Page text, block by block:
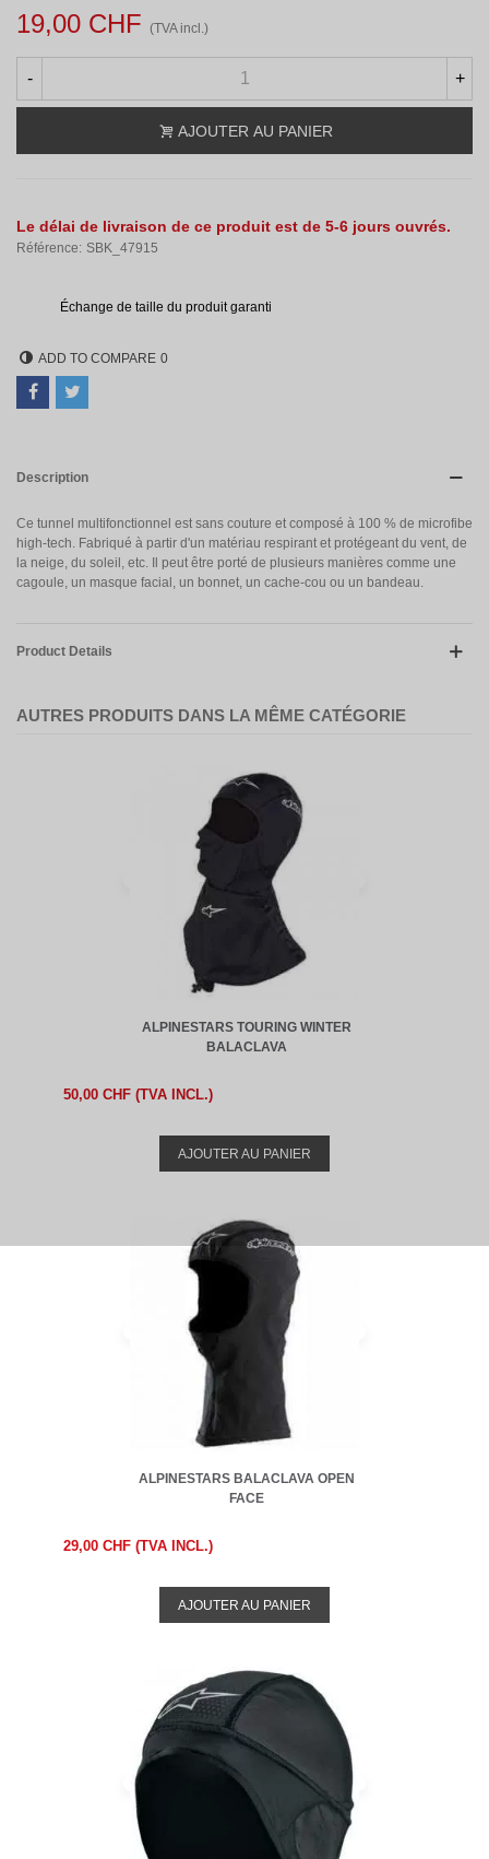
19,00 CHF (TVA incl.)
- +
AJOUTER AU PANIER
Le délai de livraison de ce produit est de 5-6 jours ouvrés.
Référence: SBK_47915
Échange de taille du produit garanti
ADD TO COMPARE 0
Description
Ce tunnel multifonctionnel est sans couture et composé à 100 % de microfibe
high-tech. Fabriqué à partir d'un matériau respirant et protégeant du vent, de
la neige, du soleil, etc. Il peut être porté de plusieurs manières comme une
cagoule, un masque facial, un bonnet, un cache-cou ou un bandeau.
Product Details
AUTRES PRODUITS DANS LA MÊME CATÉGORIE
ALPINESTARS TOURING WINTER
BALACLAVA
50,00 CHF (TVA INCL.)
AJOUTER AU PANIER
ALPINESTARS BALACLAVA OPEN
FACE
29,00 CHF (TVA INCL.)
AJOUTER AU PANIER